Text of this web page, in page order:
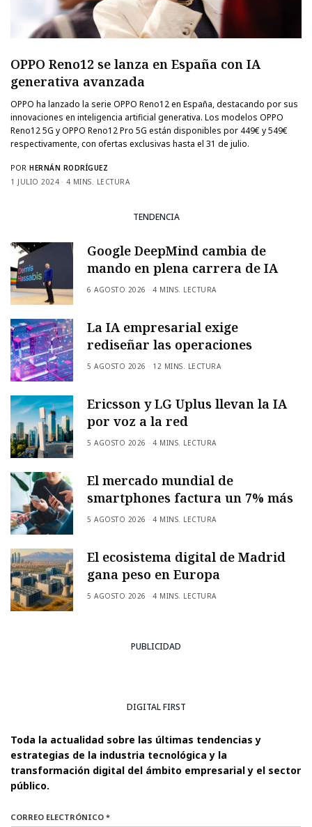
OPPO Reno12 se lanza en España con IA
generativa avanzada
OPPO ha lanzado la serie OPPO Reno12 en España, destacando por sus
innovaciones en inteligencia artificial generativa. Los modelos OPPO
Reno12 5G y OPPO Reno12 Pro 5G están disponibles por 449€ y 549€
respectivamente, con ofertas exclusivas hasta el 31 de julio.
POR HERNÁN RODRÍGUEZ
1 JULIO 2024
4 MINS. LECTURA
TENDENCIA
Google DeepMind cambia de
mando en plena carrera de IA
6 AGOSTO 2026 4 MINS. LECTURA
La IA empresarial exige
rediseñar las operaciones
5 AGOSTO 2026 12 MINS. LECTURA
Ericsson y LG Uplus llevan la IA
por voz a la red
5 AGOSTO 2026 4 MINS. LECTURA
El mercado mundial de
smartphones factura un 7% más
5 AGOSTO 2026 4 MINS. LECTURA
El ecosistema digital de Madrid
gana peso en Europa
5 AGOSTO 2026 4 MINS. LECTURA
PUBLICIDAD
DIGITAL FIRST
Toda la actualidad sobre las últimas tendencias y
estrategias de la industria tecnológica y la
transformación digital del ámbito empresarial y el sector
público.
CORREO ELECTRÓNICO *